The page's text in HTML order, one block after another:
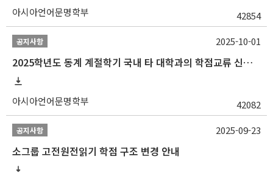
아시아언어문명학부 42854
공지사항
2025학년도 동계 계절학기 국내 타 대학과의 학점교류 신청 안내
아시아언어문명학부 42082
2025-10-01
공지사항
소그룹 고전원전읽기 학점 구조 변경 안내
2025-09-23